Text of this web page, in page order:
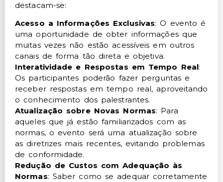
destacam-se:
Acesso a Informações Exclusivas: O evento é
uma oportunidade de obter informações que
muitas vezes não estão acessíveis em outros
canais de forma tão direta e objetiva.
Interatividade e Respostas em Tempo Real:
Os participantes poderão fazer perguntas e
receber respostas em tempo real, aproveitando
o conhecimento dos palestrantes.
Atualização sobre Novas Normas: Para
aqueles que já estão familiarizados com as
normas, o evento será uma atualização sobre
as diretrizes mais recentes, evitando problemas
de conformidade.
Redução de Custos com Adequação às
Normas: Saber como se adequar corretamente